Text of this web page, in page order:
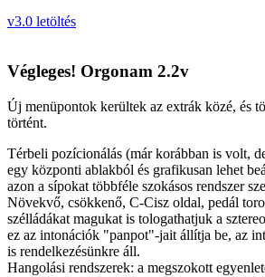
v3.0 letöltés
Végleges! Orgonam 2.2v
Új menüpontok kerültek az extrák közé, és
történt.
Térbeli pozícionálás (már korábban is volt,
egy központi ablakból és grafikusan lehet
azon a sípokat többféle szokásos rendszer
Növekvő, csökkenő, C-Cisz oldal, pedál
szélládákat magukat is tologathatjuk a
ez az intonációk "panpot"-jait állítja be, az
is rendelkezésünkre áll.
Hangolási rendszerek: a megszokott